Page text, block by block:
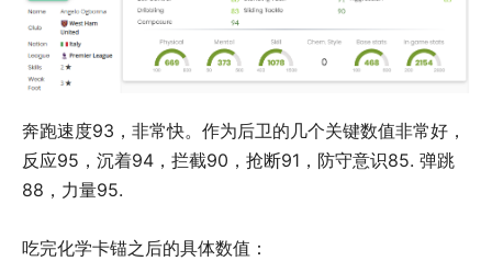
奔跑速度93，非常快。作为后卫的几个关键数值非常好，
反应95，沉着94，拦截90，抢断91，防守意识85. 弹跳
88，力量95.
吃完化学卡锚之后的具体数值：